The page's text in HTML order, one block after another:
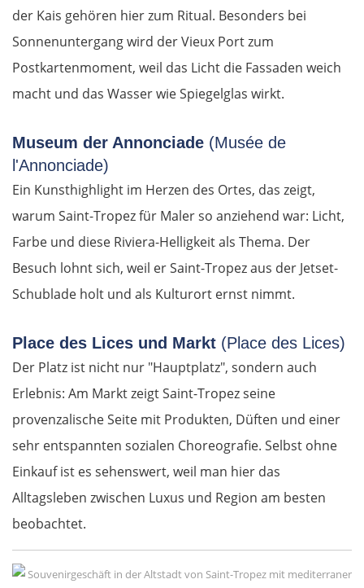
der Kais gehören hier zum Ritual. Besonders bei
Sonnenuntergang wird der Vieux Port zum
Postkartenmoment, weil das Licht die Fassaden weich
macht und das Wasser wie Spiegelglas wirkt.
Museum der Annonciade (Musée de
l'Annonciade)
Ein Kunsthighlight im Herzen des Ortes, das zeigt,
warum Saint-Tropez für Maler so anziehend war: Licht,
Farbe und diese Riviera-Helligkeit als Thema. Der
Besuch lohnt sich, weil er Saint-Tropez aus der Jetset-
Schublade holt und als Kulturort ernst nimmt.
Place des Lices und Markt (Place des Lices)
Der Platz ist nicht nur "Hauptplatz", sondern auch
Erlebnis: Am Markt zeigt Saint-Tropez seine
provenzalische Seite mit Produkten, Düften und einer
sehr entspannten sozialen Choreografie. Selbst ohne
Einkauf ist es sehenswert, weil man hier das
Alltagsleben zwischen Luxus und Region am besten
beobachtet.